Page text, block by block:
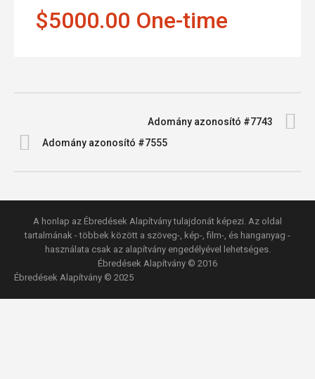
$5000.00 One-time
Adomány azonosító #7743
Adomány azonosító #7555
A honlap az Ébredések Alapítvány tulajdonát képezi. Az oldal
tartalmának - többek között a szöveg-, kép-, film-, és hanganyag -
használata csak az alapítvány engedélyével lehetséges.
Ébredések Alapítvány © 2016
Ébredések Alapítvány © 2025